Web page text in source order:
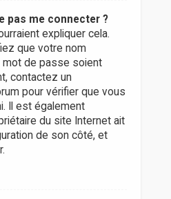
pas me connecter ?
expliquer cela.
que votre nom
mot de passe soient
contactez un
pour vérifier que vous
Il est également
du site Internet ait
de son côté, et